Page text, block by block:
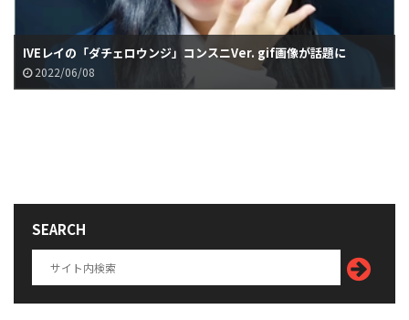
IVEレイの「ダチェロウンジ」コンスニVer. gif画像が話題に
2022/06/08
SEARCH